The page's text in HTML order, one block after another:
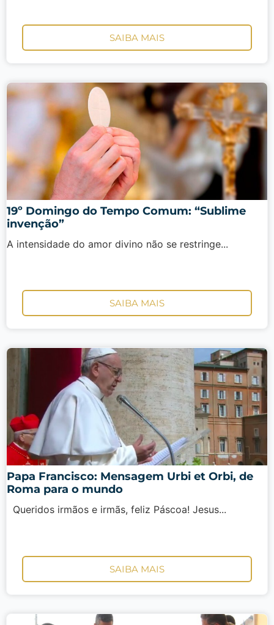
SAIBA MAIS
19º Domingo do Tempo Comum: “Sublime
invenção”
A intensidade do amor divino não se restringe...
SAIBA MAIS
Papa Francisco: Mensagem Urbi et Orbi, de
Roma para o mundo
Queridos irmãos e irmãs, feliz Páscoa! Jesus...
SAIBA MAIS